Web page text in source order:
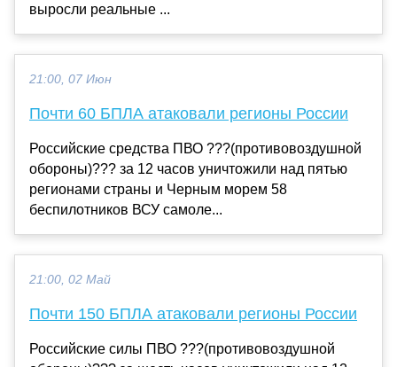
выросли реальные ...
21:00, 07 Июн
Почти 60 БПЛА атаковали регионы России
Российские средства ПВО ???(противовоздушной
обороны)??? за 12 часов уничтожили над пятью
регионами страны и Черным морем 58
беспилотников ВСУ самоле...
21:00, 02 Май
Почти 150 БПЛА атаковали регионы России
Российские силы ПВО ???(противовоздушной